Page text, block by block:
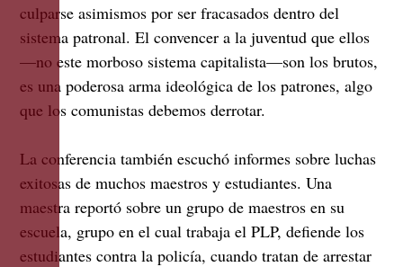
culparse asimismos por ser fracasados dentro del
sistema patronal. El convencer a la juventud que ellos
—no este morboso sistema capitalista—son los brutos,
es una poderosa arma ideológica de los patrones, algo
que los comunistas debemos derrotar.
La conferencia también escuchó informes sobre luchas
exitosas de muchos maestros y estudiantes. Una
maestra reportó sobre un grupo de maestros en su
escuela, grupo en el cual trabaja el PLP, defiende los
estudiantes contra la policía, cuando tratan de arrestar